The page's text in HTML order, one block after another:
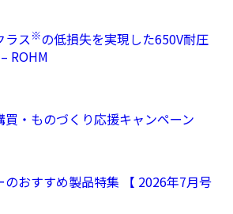
ラス ※の低損失を実現した650V耐圧
ROHM
買・ものづくり応援キャンペーン
のおすすめ製品特集 【 2026年7月号